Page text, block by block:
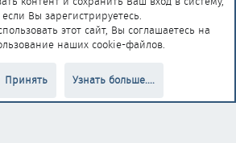
и правила
Помощь Главная
R
Перевод от Jumuro®
если Вы зарегистрируетесь.
этот сайт, Вы соглашаетесь на
наших cookie-файлов.
Принять Узнать больше....